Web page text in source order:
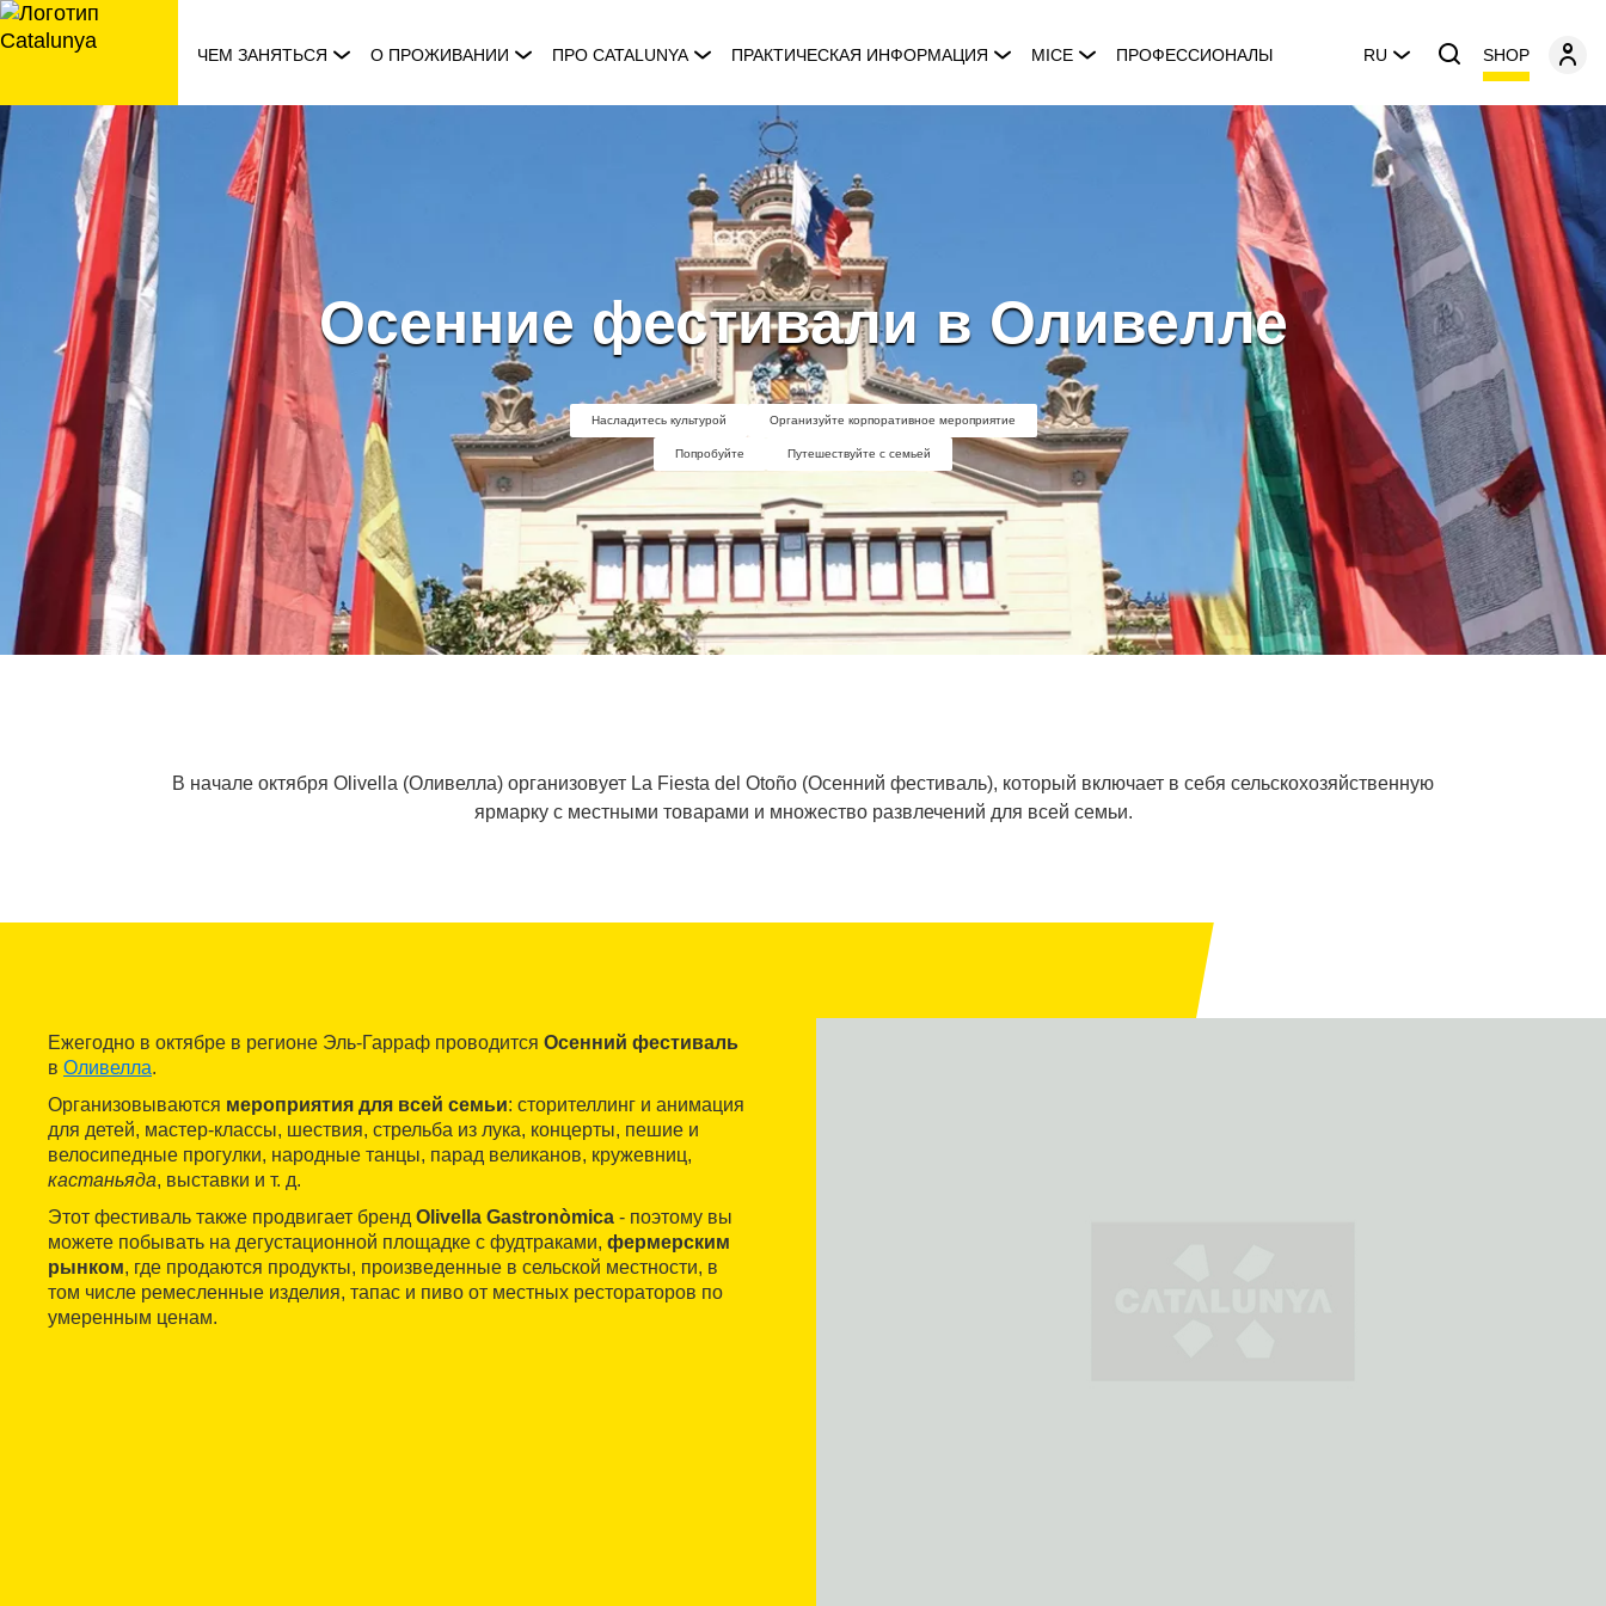
перейти
к
ЧЕМ ЗАНЯТЬСЯ О ПРОЖИВАНИИ ПРО CATALUNYA ПРАКТИЧЕСКАЯ ИНФОРМАЦИЯ MICE ПРОФЕССИОНАЛЫ RU SHOP
Осенние фестивали в Оливелле
Насладитесь культурой Организуйте корпоративное мероприятие
Попробуйте Путешествуйте с семьей
В начале октября Olivella (Оливелла) организовует La Fiesta del Otoño (Осенний фестиваль), который включает в себя сельскохозяйственную
ярмарку с местными товарами и множество развлечений для всей семьи.
Ежегодно в октябре в регионе Эль-Гарраф проводится Осенний фестиваль
в Оливелла.
Организовываются мероприятия для всей семьи: сторителлинг и анимация
для детей, мастер-классы, шествия, стрельба из лука, концерты, пешие и
велосипедные прогулки, народные танцы, парад великанов, кружевниц,
кастаньяда, выставки и т. д.
Этот фестиваль также продвигает бренд Olivella Gastronòmica - поэтому вы
можете побывать на дегустационной площадке с фудтраками, фермерским
рынком, где продаются продукты, произведенные в сельской местности, в
том числе ремесленные изделия, тапас и пиво от местных рестораторов по
умеренным ценам.